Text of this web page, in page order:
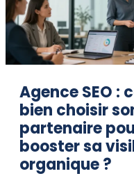
Agence SEO :
bien choisir
partenaire
booster sa
organique ?